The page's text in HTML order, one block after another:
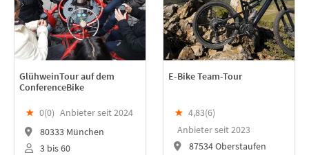
GlühweinTour auf dem
ConferenceBike
★ 0(0) Anbieter seit 2024
80333 München
3 bis 60
E-Bike Team-Tour
★ 4,83(6)
Anbieter seit 2023
87534 Oberstaufen